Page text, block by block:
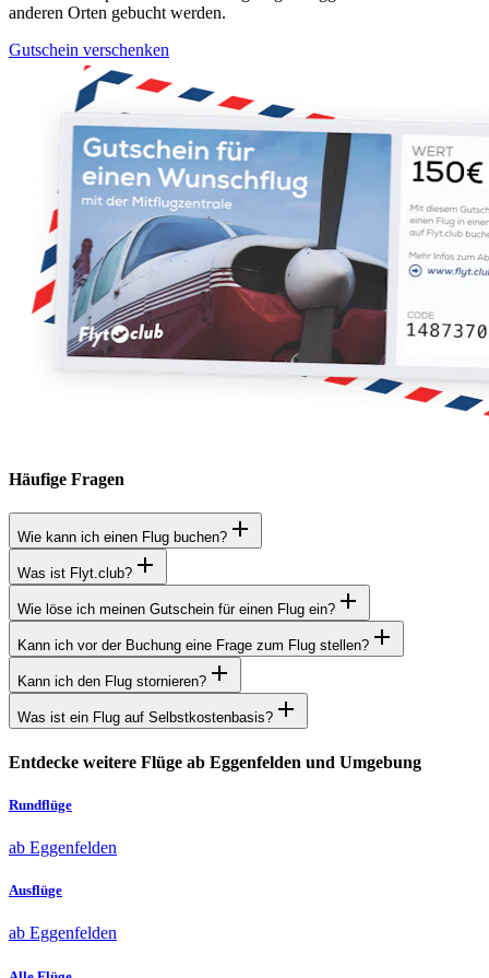
anderen Orten gebucht werden.
Gutschein verschenken
Häufige Fragen
Wie kann ich einen Flug buchen?
Was ist Flyt.club?
Wie löse ich meinen Gutschein für einen Flug ein?
Kann ich vor der Buchung eine Frage zum Flug stellen?
Kann ich den Flug stornieren?
Was ist ein Flug auf Selbstkostenbasis?
Entdecke weitere Flüge ab Eggenfelden und Umgebung
Rundflüge
ab Eggenfelden
Ausflüge
ab Eggenfelden